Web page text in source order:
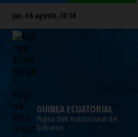
jue. 06 agosto, 20:18
GUINEA ECUATORIAL
Página Web Institucional del
Gobierno